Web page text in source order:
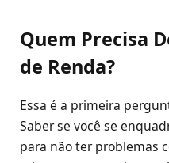
Quem Precisa
de Renda?
Essa é a primeira
Saber se você se
para não ter problemas